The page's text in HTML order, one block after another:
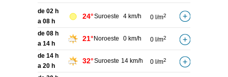
de 02 h
a 08 h
24°Suroeste 4 km/h 0 l/m2
de 08 h
a 14 h
21°Noroeste 0 km/h 0 l/m2
de 14 h
a 20 h
32°Suroeste 14 km/h 0 l/m2